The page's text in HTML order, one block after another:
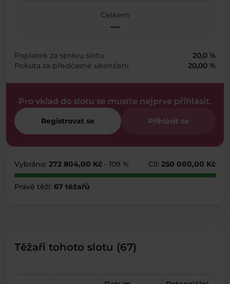
Celkem
—
Poplatek za správu slotu
20,0 %
Pokuta za předčasné ukončení
20,00 %
Pro vklad do slotu se musíte nejprve přihlásit.
Registrovat se Přihlásit se
Vybráno: 272 804,00 Kč - 109 % Cíl: 250 000,00 Kč
Právě těží: 67 těžařů
Těžaři tohoto slotu (67)